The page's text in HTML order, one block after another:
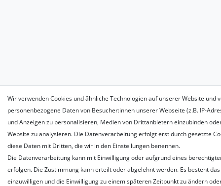
Wir verwenden Cookies und ähnliche Technologien auf unserer Website und
personenbezogene Daten von Besucher:innen unserer Webseite (z.B. IP-
und Anzeigen zu personalisieren, Medien von Drittanbietern einzubinden
Website zu analysieren. Die Datenverarbeitung erfolgt erst durch gesetzte
diese Daten mit Dritten, die wir in den Einstellungen benennen.
Die Datenverarbeitung kann mit Einwilligung oder aufgrund eines
erfolgen. Die Zustimmung kann erteilt oder abgelehnt werden. Es besteht das
einzuwilligen und die Einwilligung zu einem späteren Zeitpunkt zu ändern